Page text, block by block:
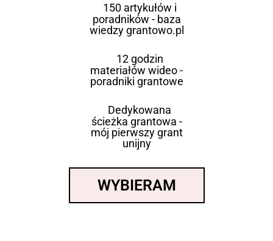
150 artykułów i
poradników - baza
wiedzy grantowo.pl
12 godzin
materiałów wideo -
poradniki grantowe
Dedykowana
ścieżka grantowa -
mój pierwszy grant
unijny
WYBIERAM